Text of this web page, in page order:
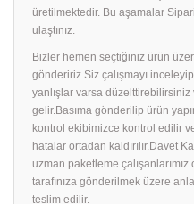
üretilmektedir. Bu aşamalar
ulaştınız.
Bizler hemen seçtiğiniz ürün
göndeririz.Siz çalışmayı
yanlışlar varsa düzelttirebilirsiniz
gelir.Basıma gönderilip ürün
kontrol ekibimizce kontrol edilir
hatalar ortadan kaldırılır.Davet
uzman paketleme
tarafınıza gönderilmek üzere
teslim edilir.